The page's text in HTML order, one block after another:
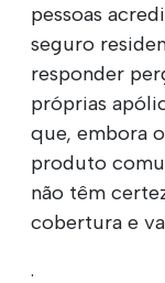
pessoas
seguro
responder
próprias
que, embora
produto
não têm
cobertura e
.